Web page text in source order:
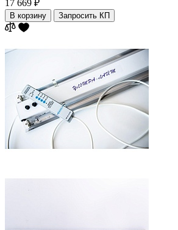
17 669 ₽
В корзину Запросить КП